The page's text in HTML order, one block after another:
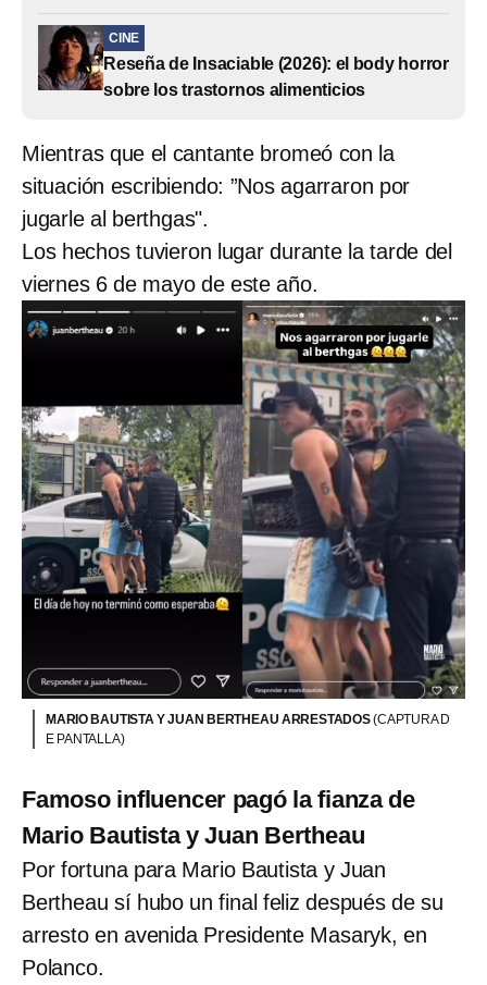
CINE
Reseña de Insaciable (2026): el body horror
sobre los trastornos alimenticios
Mientras que el cantante bromeó con la
situación escribiendo: ”Nos agarraron por
jugarle al berthgas".
Los hechos tuvieron lugar durante la tarde del
viernes 6 de mayo de este año.
MARIO BAUTISTA Y JUAN BERTHEAU ARRESTADOS(CAPTURA D
E PANTALLA)
Famoso influencer pagó la fianza de
Mario Bautista y Juan Bertheau
Por fortuna para Mario Bautista y Juan
Bertheau sí hubo un final feliz después de su
arresto en avenida Presidente Masaryk, en
Polanco.